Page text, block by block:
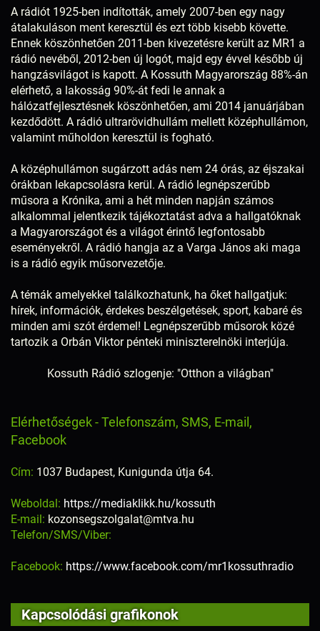
A rádiót 1925-ben indították, amely 2007-ben egy nagy
átalakuláson ment keresztül és ezt több kisebb követte.
Ennek köszönhetően 2011-ben kivezetésre került az MR1 a
rádió nevéből, 2012-ben új logót, majd egy évvel később új
hangzásvilágot is kapott. A Kossuth Magyarország 88%-án
elérhető, a lakosság 90%-át fedi le annak a
hálózatfejlesztésnek köszönhetően, ami 2014 januárjában
kezdődött. A rádió ultrarövidhullám mellett középhullámon,
valamint műholdon keresztül is fogható.
A középhullámon sugárzott adás nem 24 órás, az éjszakai
órákban lekapcsolásra kerül. A rádió legnépszerűbb
műsora a Krónika, ami a hét minden napján számos
alkalommal jelentkezik tájékoztatást adva a hallgatóknak
a Magyarországot és a világot érintő legfontosabb
eseményekről. A rádió hangja az a Varga János aki maga
is a rádió egyik műsorvezetője.
A témák amelyekkel találkozhatunk, ha őket hallgatjuk:
hírek, információk, érdekes beszélgetések, sport, kabaré és
minden ami szót érdemel! Legnépszerűbb műsorok közé
tartozik a Orbán Viktor pénteki miniszterelnöki interjúja.
Kossuth Rádió szlogenje: "Otthon a világban"
Elérhetőségek - Telefonszám, SMS, E-mail,
Facebook
Cím: 1037 Budapest, Kunigunda útja 64.
Weboldal: https://mediaklikk.hu/kossuth
E-mail: kozonsegszolgalat@mtva.hu
Telefon/SMS/Viber:
Facebook: https://www.facebook.com/mr1kossuthradio
Kapcsolódási grafikonok